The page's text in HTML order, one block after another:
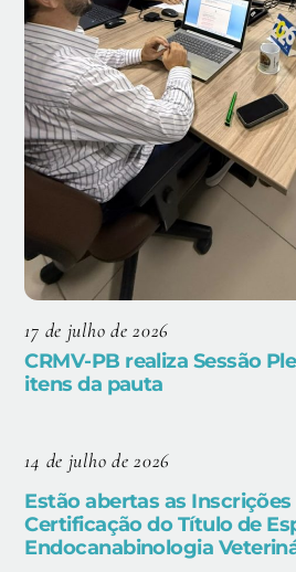
17 de julho de 2026
CRMV-PB realiza Sessão
itens da pauta
14 de julho de 2026
Estão abertas as
Certificação do Título de
Endocanabinologia